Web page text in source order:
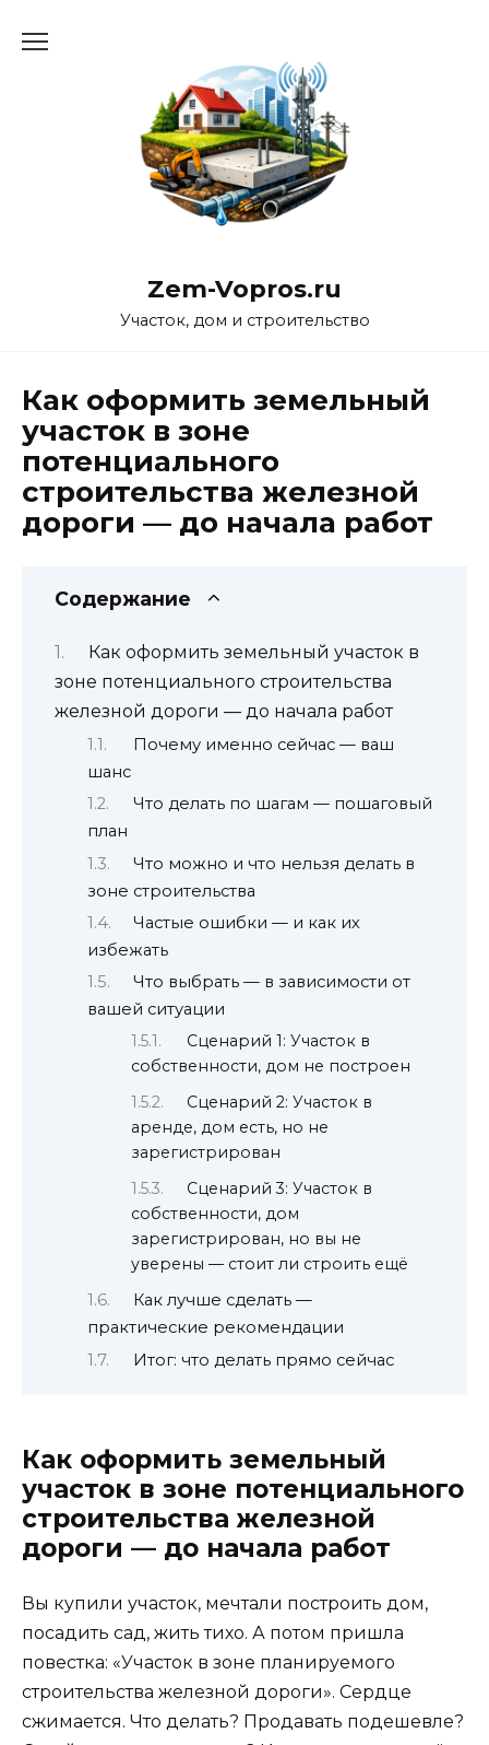
Zem-Vopros.ru
Участок, дом и строительство
Как оформить земельный
участок в зоне
потенциального
строительства железной
дороги — до начала работ
Содержание
Как оформить земельный участок в
зоне потенциального строительства
железной дороги — до начала работ
Почему именно сейчас — ваш
шанс
Что делать по шагам — пошаговый
план
Что можно и что нельзя делать в
зоне строительства
Частые ошибки — и как их
избежать
Что выбрать — в зависимости от
вашей ситуации
Сценарий 1: Участок в
собственности, дом не построен
Сценарий 2: Участок в
аренде, дом есть, но не
зарегистрирован
Сценарий 3: Участок в
собственности, дом
зарегистрирован, но вы не
уверены — стоит ли строить ещё
Как лучше сделать —
практические рекомендации
Итог: что делать прямо сейчас
Как оформить земельный
участок в зоне потенциального
строительства железной
дороги — до начала работ
Вы купили участок, мечтали построить дом,
посадить сад, жить тихо. А потом пришла
повестка: «Участок в зоне планируемого
строительства железной дороги». Сердце
сжимается. Что делать? Продавать подешевле?